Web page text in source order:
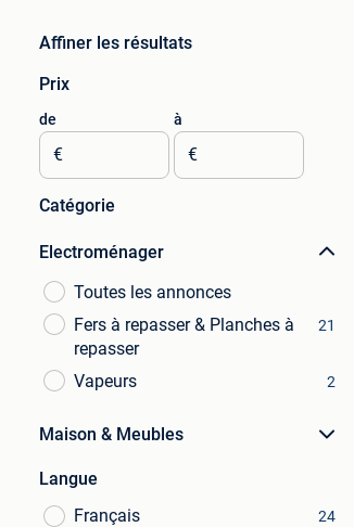
Affiner les résultats
Prix
de
€
à
€
Catégorie
Electroménager
Toutes les annonces
Fers à repasser & Planches à
repasser
21
Vapeurs 2
Maison & Meubles
Langue
Français
24